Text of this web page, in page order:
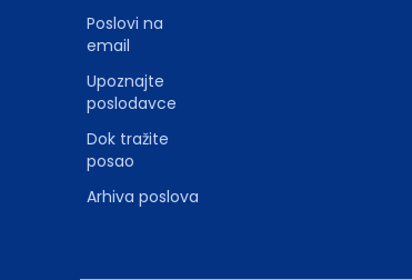
Poslovi na
email
Upoznajte
poslodavce
Dok tražite
posao
Arhiva poslova